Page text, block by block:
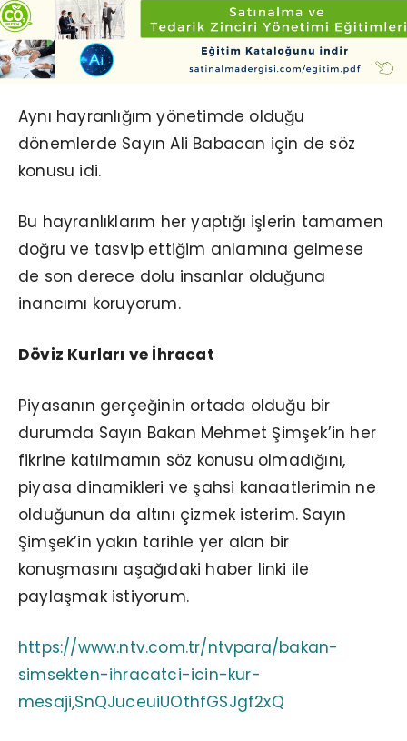
Aynı hayranlığım yönetimde olduğu
dönemlerde Sayın Ali Babacan için de söz
konusu idi.
Bu hayranlıklarım her yaptığı işlerin tamamen
doğru ve tasvip ettiğim anlamına gelmese
de son derece dolu insanlar olduğuna
inancımı koruyorum.
Döviz Kurları ve İhracat
Piyasanın gerçeğinin ortada olduğu bir
durumda Sayın Bakan Mehmet Şimşek’in her
fikrine katılmamın söz konusu olmadığını,
piyasa dinamikleri ve şahsi kanaatlerimin ne
olduğunun da altını çizmek isterim. Sayın
Şimşek’in yakın tarihle yer alan bir
konuşmasını aşağıdaki haber linki ile
paylaşmak istiyorum.
https://www.ntv.com.tr/ntvpara/bakan-
simsekten-ihracatci-icin-kur-
mesaji,SnQJuceuiUOthfGSJgf2xQ